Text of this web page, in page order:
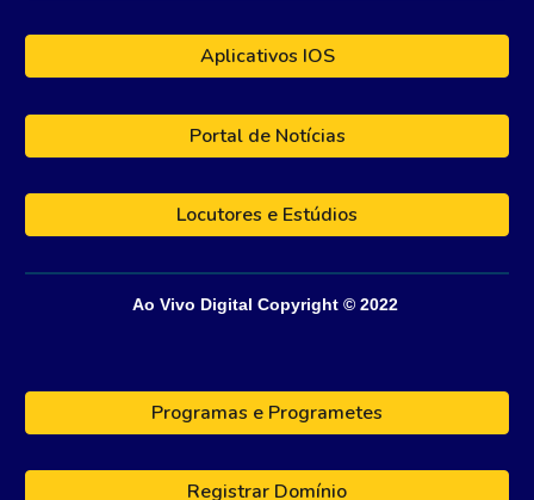
Aplicativos IOS
Portal de Notícias
Locutores e Estúdios
Ao Vivo Digital Copyright © 2022
Programas e Programetes
Registrar Domínio